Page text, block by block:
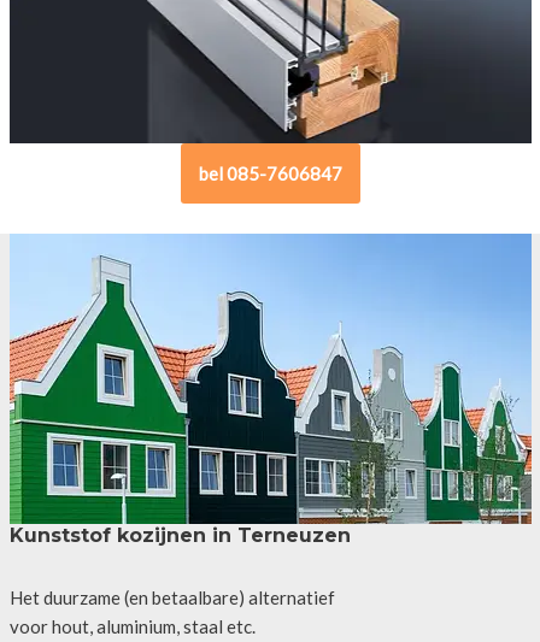
bel 085-7606847
Kunststof kozijnen in Terneuzen
Het duurzame (en betaalbare) alternatief
voor hout, aluminium, staal etc.